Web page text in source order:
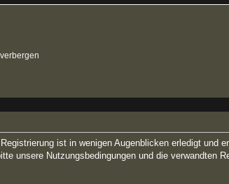
ist in wenigen Augenblicken erledigt und
unsere Nutzungsbedingungen und die verwandten